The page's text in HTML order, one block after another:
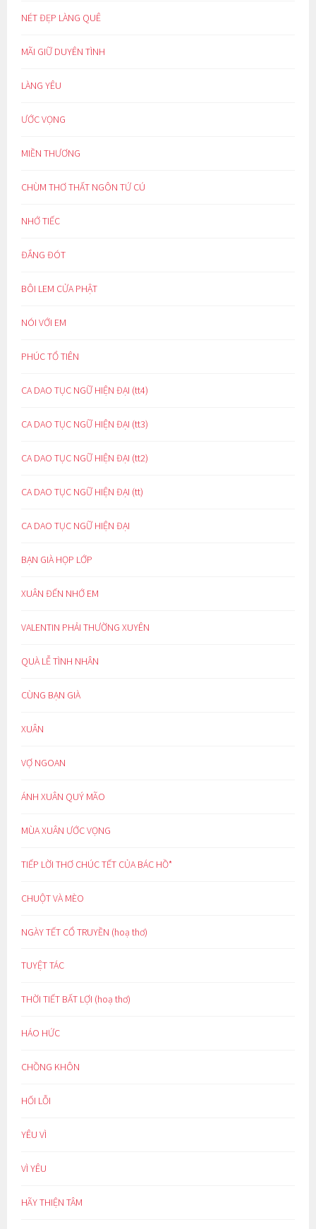
NÉT ĐẸP LÀNG QUÊ
MÃI GIỮ DUYÊN TÌNH
LÀNG YÊU
ƯỚC VỌNG
MIỀN THƯƠNG
CHÙM THƠ THẤT NGÔN TỨ CÚ
NHỚ TIẾC
ĐẮNG ĐÓT
BÔI LEM CỬA PHẬT
NÓI VỚI EM
PHÚC TỔ TIÊN
CA DAO TỤC NGỮ HIỆN ĐẠI (tt4)
CA DAO TỤC NGỮ HIỆN ĐẠI (tt3)
CA DAO TỤC NGỮ HIỆN ĐẠI (tt2)
CA DAO TỤC NGỮ HIỆN ĐẠI (tt)
CA DAO TỤC NGỮ HIỆN ĐẠI
BẠN GIÀ HỌP LỚP
XUÂN ĐẾN NHỚ EM
VALENTIN PHẢI THƯỜNG XUYÊN
QUÀ LỄ TÌNH NHÂN
CÙNG BẠN GIÀ
XUÂN
VỢ NGOAN
ÁNH XUÂN QUÝ MÃO
MÙA XUÂN ƯỚC VỌNG
TIẾP LỜI THƠ CHÚC TẾT CỦA BÁC HỒ*
CHUỘT VÀ MÈO
NGÀY TẾT CỔ TRUYỀN (hoạ thơ)
TUYỆT TÁC
THỜI TIẾT BẤT LỢI (hoạ thơ)
HÁO HỨC
CHỒNG KHÔN
HỐI LỖI
YÊU VÌ
VÌ YÊU
HÃY THIỆN TÂM